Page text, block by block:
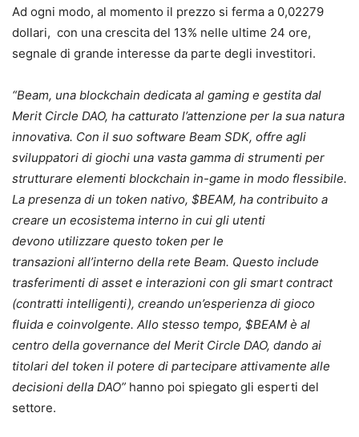
Ad ogni modo, al momento il prezzo si ferma a 0,02279
dollari, con una crescita del 13% nelle ultime 24 ore,
segnale di grande interesse da parte degli investitori.
“Beam, una blockchain dedicata al gaming e gestita dal
Merit Circle DAO, ha catturato l’attenzione per la sua natura
innovativa. Con il suo software Beam SDK, offre agli
sviluppatori di giochi una vasta gamma di strumenti per
strutturare elementi blockchain in-game in modo flessibile.
La presenza di un token nativo, $BEAM, ha contribuito a
creare un ecosistema interno in cui gli utenti
devono utilizzare questo token per le
transazioni all’interno della rete Beam. Questo include
trasferimenti di asset e interazioni con gli smart contract
(contratti intelligenti), creando un’esperienza di gioco
fluida e coinvolgente. Allo stesso tempo, $BEAM è al
centro della governance del Merit Circle DAO, dando ai
titolari del token il potere di partecipare attivamente alle
decisioni della DAO” hanno poi spiegato gli esperti del
settore.